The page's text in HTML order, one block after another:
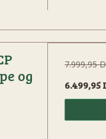
og
7.999,95
6.499,95